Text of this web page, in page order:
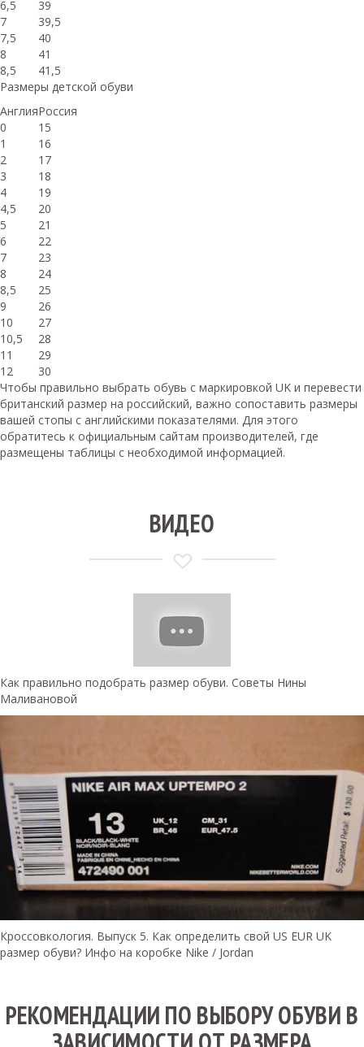
6,5
39
7
39,5
7,5
40
8
41
8,5
41,5
Размеры детской обуви
АнглияРоссия
0
15
1
16
2
17
3
18
4
19
4,5
20
5
21
6
22
7
23
8
24
8,5
25
9
26
10
27
10,5
28
11
29
12
30
Чтобы правильно выбрать обувь с маркировкой UK и перевести
британский размер на российский, важно сопоставить размеры
вашей стопы с английскими показателями. Для этого
обратитесь к официальным сайтам производителей, где
размещены таблицы с необходимой информацией.
ВИДЕО
Как правильно подобрать размер обуви. Советы Нины
Маливановой
Кроссовкология. Выпуск 5. Как определить свой US EUR UK
размер обуви? Инфо на коробке Nike / Jordan
РЕКОМЕНДАЦИИ ПО ВЫБОРУ ОБУВИ В